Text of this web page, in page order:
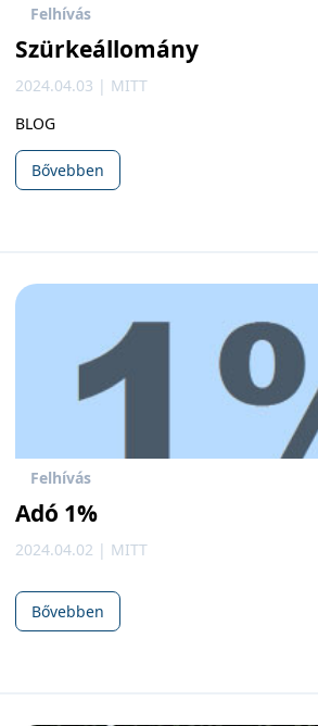
Felhívás
Szürkeállomány
2024.04.03 | MITT
BLOG
Bővebben
Felhívás
Adó 1%
2024.04.02 | MITT
Bővebben